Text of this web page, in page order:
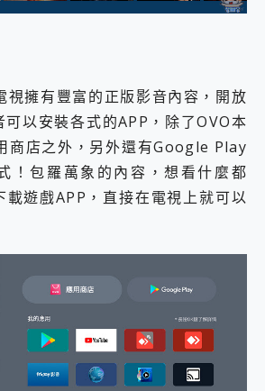
視擁有豐富的正版影音內容，開放
以安裝各式的APP，除了OVO本
商店之外，另外還有Google Play
！包羅萬象的內容，想看什麼都
載遊戲APP，直接在電視上就可以